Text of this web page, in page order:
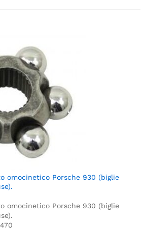
omocinetico Porsche 930 (biglie
omocinetico Porsche 930 (biglie